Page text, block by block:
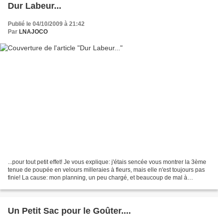
Dur Labeur...
Publié le 04/10/2009 à 21:42
Par LNAJOCO
...pour tout petit effet! Je vous explique: j'étais sencée vous montrer la 3ème
tenue de poupée en velours milleraies à fleurs, mais elle n'est toujours pas
finie! La cause: mon planning, un peu chargé, et beaucoup de mal à
Un Petit Sac pour le Goûter....